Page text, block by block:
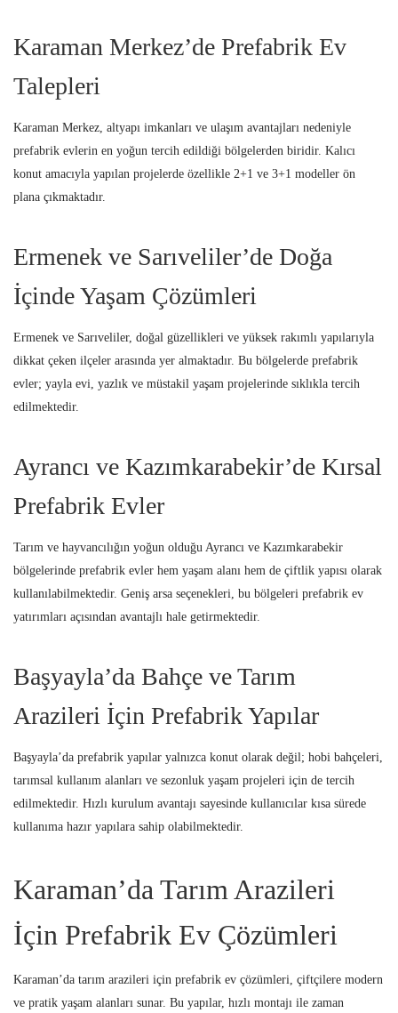
Karaman Merkez’de Prefabrik Ev
Talepleri
Karaman Merkez, altyapı imkanları ve ulaşım avantajları nedeniyle
prefabrik evlerin en yoğun tercih edildiği bölgelerden biridir. Kalıcı
konut amacıyla yapılan projelerde özellikle 2+1 ve 3+1 modeller ön
plana çıkmaktadır.
Ermenek ve Sarıveliler’de Doğa
İçinde Yaşam Çözümleri
Ermenek ve Sarıveliler, doğal güzellikleri ve yüksek rakımlı yapılarıyla
dikkat çeken ilçeler arasında yer almaktadır. Bu bölgelerde prefabrik
evler; yayla evi, yazlık ve müstakil yaşam projelerinde sıklıkla tercih
edilmektedir.
Ayrancı ve Kazımkarabekir’de Kırsal
Prefabrik Evler
Tarım ve hayvancılığın yoğun olduğu Ayrancı ve Kazımkarabekir
bölgelerinde prefabrik evler hem yaşam alanı hem de çiftlik yapısı olarak
kullanılabilmektedir. Geniş arsa seçenekleri, bu bölgeleri prefabrik ev
yatırımları açısından avantajlı hale getirmektedir.
Başyayla’da Bahçe ve Tarım
Arazileri İçin Prefabrik Yapılar
Başyayla’da prefabrik yapılar yalnızca konut olarak değil; hobi bahçeleri,
tarımsal kullanım alanları ve sezonluk yaşam projeleri için de tercih
edilmektedir. Hızlı kurulum avantajı sayesinde kullanıcılar kısa sürede
kullanıma hazır yapılara sahip olabilmektedir.
Karaman’da Tarım Arazileri
İçin Prefabrik Ev Çözümleri
Karaman’da tarım arazileri için prefabrik ev çözümleri, çiftçilere modern
ve pratik yaşam alanları sunar. Bu yapılar, hızlı montajı ile zaman